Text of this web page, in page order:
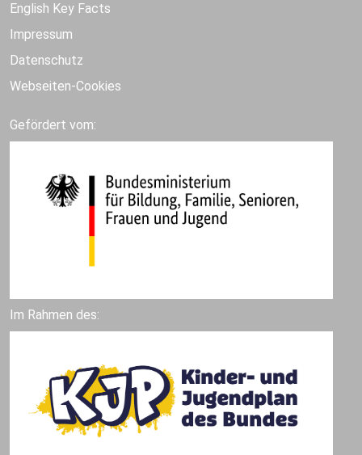
English Key Facts
Impressum
Datenschutz
Webseiten-Cookies
Gefördert vom:
Im Rahmen des: